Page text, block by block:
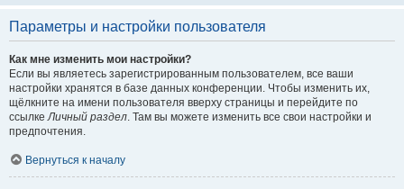
Параметры и настройки пользователя
Как мне изменить мои настройки?
Если вы являетесь зарегистрированным пользователем, все ваши
настройки хранятся в базе данных конференции. Чтобы изменить их,
щёлкните на имени пользователя вверху страницы и перейдите по
ссылкеЛичный раздел. Там вы можете изменить все свои настройки и
предпочтения.
Вернуться к началу